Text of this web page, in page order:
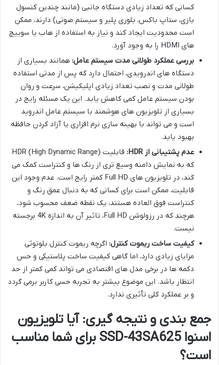
کسانی که تعداد زیادی دستگاه جانبی (مانند چندین کنسول
بازی، ستاپ باکس، بلوری پلیر و سیستم صوتی) دارند، ممکن
است محدودیت ایجاد کند و نیاز به استفاده از هاب یا سوییچ
های HDMI را به وجود آورد.
بررسی عملکرد طولانی مدت سیستم عامل: همانند بسیاری از
دستگاه های اندرویدی، احتمال دارد که پس از مدتی استفاده
طولانی مدت و نصب تعداد زیادی اپلیکیشن، سرعت و روان
بودن سیستم عامل کمی کاهش یابد. این یک مسئله رایج در
بسیاری از تلویزیون های هوشمند با سیستم عامل اندروید
است و می تواند با بهینه سازی نرم افزاری یا آزاد کردن حافظه
بهبود یابد.
عدم پشتیبانی از HDR:
قابلیت HDR (High Dynamic Range)
که به نمایش دامنه وسیع تری از رنگ ها و کنتراست کمک می
کند، در تلویزیون های Full HD کمتر رایج است. عدم وجود این
قابلیت، ممکن است برای کسانی که به دنبال عمق رنگ و
کنتراست فوق العاده هستند، یک نقطه ضعف محسوب شود،
هرچند که در رزولوشن Full HD، تاثیر آن به اندازه 4K برجسته
نیست.
کیفیت ساخت ریموت کنترل: اگرچه ریموت کنترل بلوتوثی
مزایای زیادی دارد، اما گاهی کیفیت ساخت پلاستیکی و حس
دکمه ها در برخی مدل های اقتصادی می تواند کمی کمتر از حد
انتظار باشد. این موضوع بیشتر به تجربه حسی کاربر برمی گردد
و بر عملکرد کلی تأثیری ندارد.
جمع بندی و نتیجه گیری: آیا تلویزیون
اسنوا SSD-43SA625 برای شما مناسب
است؟